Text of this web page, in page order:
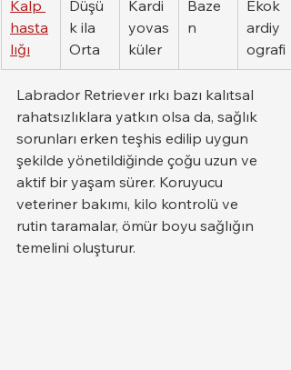
Kalp
hasta
lığı
Düşü
k ila
Orta
Kardi
yovas
küler
Baze
n
Ekok
ardiy
ografi
Labrador Retriever ırkı bazı kalıtsal
rahatsızlıklara yatkın olsa da, sağlık
sorunları erken teşhis edilip uygun
şekilde yönetildiğinde çoğu uzun ve
aktif bir yaşam sürer. Koruyucu
veteriner bakımı, kilo kontrolü ve
rutin taramalar, ömür boyu sağlığın
temelini oluşturur.